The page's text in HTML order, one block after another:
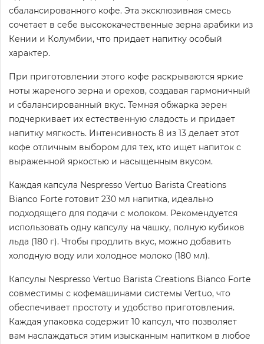
сбалансированного кофе. Эта эксклюзивная смесь
сочетает в себе высококачественные зерна арабики из
Кении и Колумбии, что придает напитку особый
характер.
При приготовлении этого кофе раскрываются яркие
ноты жареного зерна и орехов, создавая гармоничный
и сбалансированный вкус. Темная обжарка зерен
подчеркивает их естественную сладость и придает
напитку мягкость. Интенсивность 8 из 13 делает этот
кофе отличным выбором для тех, кто ищет напиток с
выраженной яркостью и насыщенным вкусом.
Каждая капсула Nespresso Vertuo Barista Creations
Bianco Forte готовит 230 мл напитка, идеально
подходящего для подачи с молоком. Рекомендуется
использовать одну капсулу на чашку, полную кубиков
льда (180 г). Чтобы продлить вкус, можно добавить
холодную воду или холодное молоко (180 мл).
Капсулы Nespresso Vertuo Barista Creations Bianco Forte
совместимы с кофемашинами системы Vertuo, что
обеспечивает простоту и удобство приготовления.
Каждая упаковка содержит 10 капсул, что позволяет
вам наслаждаться этим изысканным напитком в любое